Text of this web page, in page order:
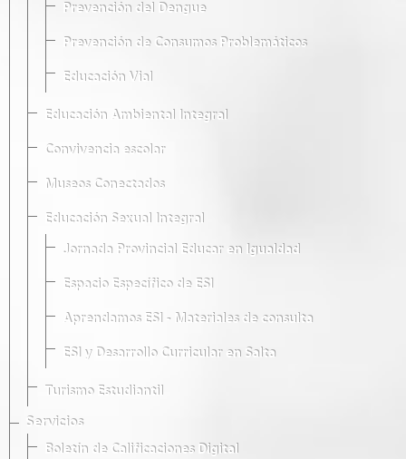
Prevención del Dengue
Prevención de Consumos Problemáticos
Educación Vial
Educación Ambiental Integral
Convivencia escolar
Museos Conectados
Educación Sexual Integral
Jornada Provincial Educar en Igualdad
Espacio Específico de ESI
Aprendamos ESI - Materiales de consulta
ESI y Desarrollo Curricular en Salta
Turismo Estudiantil
Servicios
Boletín de Calificaciones Digital